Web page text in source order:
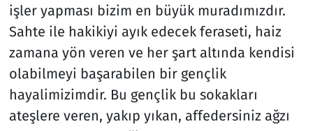
işler yapması bizim en büyük muradımızdır.
Sahte ile hakikiyi ayık edecek feraseti, haiz
zamana yön veren ve her şart altında kendisi
olabilmeyi başarabilen bir gençlik
hayalimizimdir. Bu gençlik bu sokakları
ateşlere veren, yakıp yıkan, affedersiniz ağzı